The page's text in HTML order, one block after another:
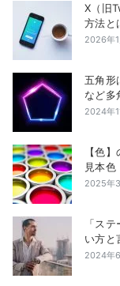
X（旧
方法と
2026年1
五角形
など多
2024年
【色
見本色
2025年
「ス
い方と
2024年